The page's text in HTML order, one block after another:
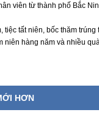
viên từ thành phố Bắc
tiệc tất niên, bốc thăm
niên hàng năm và nhiều
HƠN